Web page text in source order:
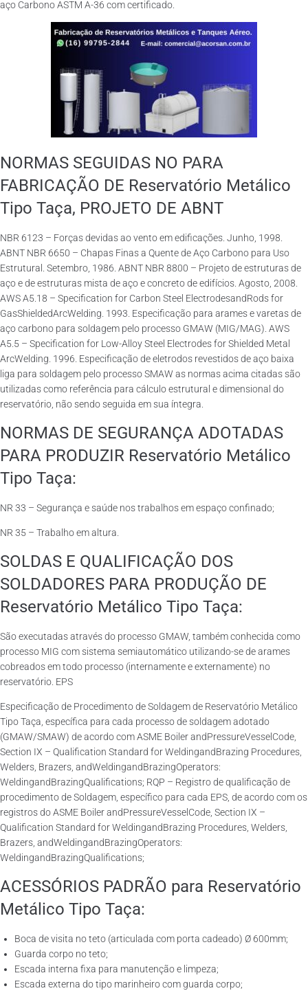
aço Carbono ASTM A-36 com certificado.
NORMAS SEGUIDAS NO PARA
FABRICAÇÃO DE Reservatório Metálico
Tipo Taça, PROJETO DE ABNT
NBR 6123 – Forças devidas ao vento em edificações. Junho, 1998.
ABNT NBR 6650 – Chapas Finas a Quente de Aço Carbono para Uso
Estrutural. Setembro, 1986. ABNT NBR 8800 – Projeto de estruturas de
aço e de estruturas mista de aço e concreto de edifícios. Agosto, 2008.
AWS A5.18 – Specification for Carbon Steel ElectrodesandRods for
GasShieldedArcWelding. 1993. Especificação para arames e varetas de
aço carbono para soldagem pelo processo GMAW (MIG/MAG). AWS
A5.5 – Specification for Low-Alloy Steel Electrodes for Shielded Metal
ArcWelding. 1996. Especificação de eletrodos revestidos de aço baixa
liga para soldagem pelo processo SMAW as normas acima citadas são
utilizadas como referência para cálculo estrutural e dimensional do
reservatório, não sendo seguida em sua íntegra.
NORMAS DE SEGURANÇA ADOTADAS
PARA PRODUZIR Reservatório Metálico
Tipo Taça:
NR 33 – Segurança e saúde nos trabalhos em espaço confinado;
NR 35 – Trabalho em altura.
SOLDAS E QUALIFICAÇÃO DOS
SOLDADORES PARA PRODUÇÃO DE
Reservatório Metálico Tipo Taça:
São executadas através do processo GMAW, também conhecida como
processo MIG com sistema semiautomático utilizando-se de arames
cobreados em todo processo (internamente e externamente) no
reservatório. EPS
Especificação de Procedimento de Soldagem de Reservatório Metálico
Tipo Taça, específica para cada processo de soldagem adotado
(GMAW/SMAW) de acordo com ASME Boiler andPressureVesselCode,
Section IX – Qualification Standard for WeldingandBrazing Procedures,
Welders, Brazers, andWeldingandBrazingOperators:
WeldingandBrazingQualifications; RQP – Registro de qualificação de
procedimento de Soldagem, específico para cada EPS, de acordo com os
registros do ASME Boiler andPressureVesselCode, Section IX –
Qualification Standard for WeldingandBrazing Procedures, Welders,
Brazers, andWeldingandBrazingOperators:
WeldingandBrazingQualifications;
ACESSÓRIOS PADRÃO para Reservatório
Metálico Tipo Taça:
Boca de visita no teto (articulada com porta cadeado) Ø 600mm;
Guarda corpo no teto;
Escada interna fixa para manutenção e limpeza;
Escada externa do tipo marinheiro com guarda corpo;